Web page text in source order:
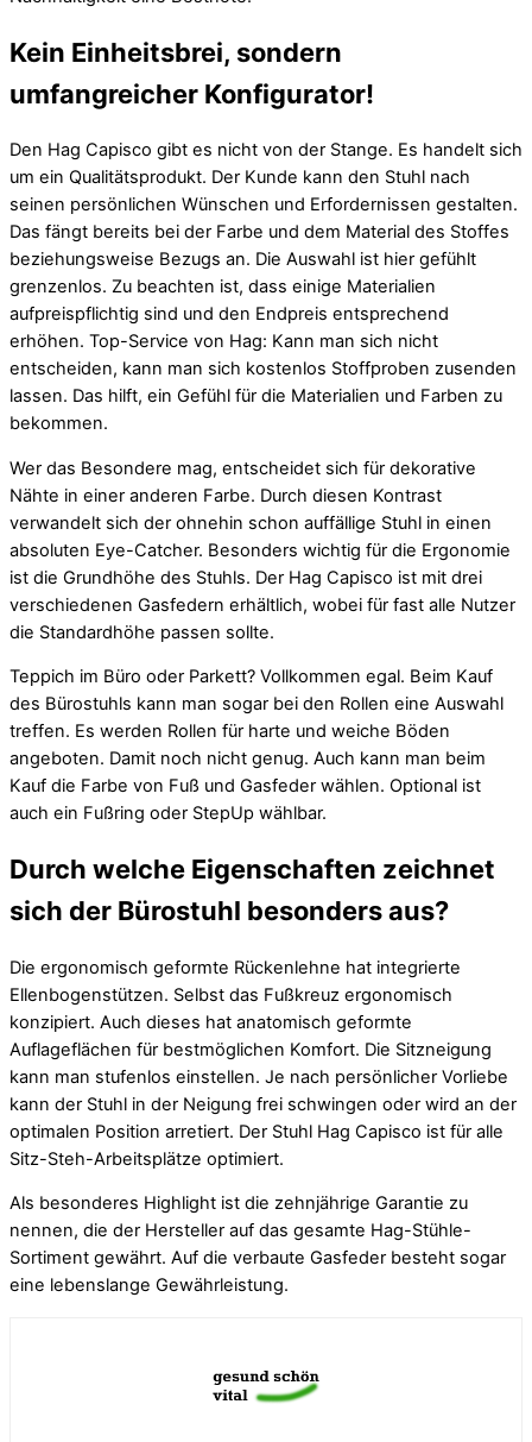
Kein Einheitsbrei, sondern
umfangreicher Konfigurator!
Den Hag Capisco gibt es nicht von der Stange. Es handelt sich
um ein Qualitätsprodukt. Der Kunde kann den Stuhl nach
seinen persönlichen Wünschen und Erfordernissen gestalten.
Das fängt bereits bei der Farbe und dem Material des Stoffes
beziehungsweise Bezugs an. Die Auswahl ist hier gefühlt
grenzenlos. Zu beachten ist, dass einige Materialien
aufpreispflichtig sind und den Endpreis entsprechend
erhöhen. Top-Service von Hag: Kann man sich nicht
entscheiden, kann man sich kostenlos Stoffproben zusenden
lassen. Das hilft, ein Gefühl für die Materialien und Farben zu
bekommen.
Wer das Besondere mag, entscheidet sich für dekorative
Nähte in einer anderen Farbe. Durch diesen Kontrast
verwandelt sich der ohnehin schon auffällige Stuhl in einen
absoluten Eye-Catcher. Besonders wichtig für die Ergonomie
ist die Grundhöhe des Stuhls. Der Hag Capisco ist mit drei
verschiedenen Gasfedern erhältlich, wobei für fast alle Nutzer
die Standardhöhe passen sollte.
Teppich im Büro oder Parkett? Vollkommen egal. Beim Kauf
des Bürostuhls kann man sogar bei den Rollen eine Auswahl
treffen. Es werden Rollen für harte und weiche Böden
angeboten. Damit noch nicht genug. Auch kann man beim
Kauf die Farbe von Fuß und Gasfeder wählen. Optional ist
auch ein Fußring oder StepUp wählbar.
Durch welche Eigenschaften zeichnet
sich der Bürostuhl besonders aus?
Die ergonomisch geformte Rückenlehne hat integrierte
Ellenbogenstützen. Selbst das Fußkreuz ergonomisch
konzipiert. Auch dieses hat anatomisch geformte
Auflageflächen für bestmöglichen Komfort. Die Sitzneigung
kann man stufenlos einstellen. Je nach persönlicher Vorliebe
kann der Stuhl in der Neigung frei schwingen oder wird an der
optimalen Position arretiert. Der Stuhl Hag Capisco ist für alle
Sitz-Steh-Arbeitsplätze optimiert.
Als besonderes Highlight ist die zehnjährige Garantie zu
nennen, die der Hersteller auf das gesamte Hag-Stühle-
Sortiment gewährt. Auf die verbaute Gasfeder besteht sogar
eine lebenslange Gewährleistung.